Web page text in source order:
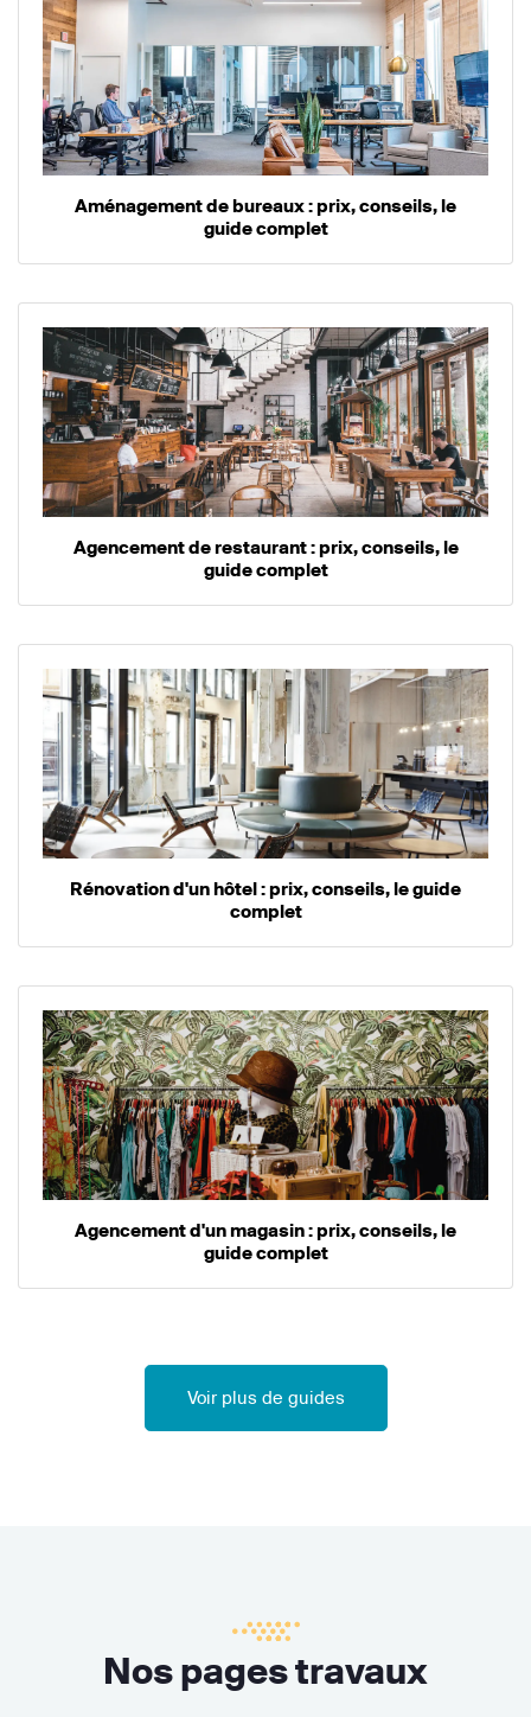
Aménagement de bureaux : prix, conseils, le
guide complet
Agencement de restaurant : prix, conseils, le
guide complet
Rénovation d'un hôtel : prix, conseils, le guide
complet
Agencement d'un magasin : prix, conseils, le
guide complet
Voir plus de guides
Nos pages travaux